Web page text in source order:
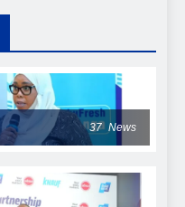
37 News